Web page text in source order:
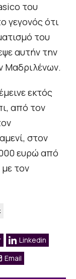
του
γεγονός ότι
του
αυτήν την
Μαδριλένων.
εκτός
από τον
στον
ευρώ από
με τον
Linkedin
Email